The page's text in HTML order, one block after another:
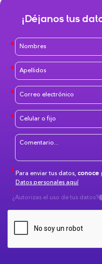
¡Déjanos tus
Para enviar tus datos,conoce
Datos personales aquí
¿Autorizas el uso de tus datos?